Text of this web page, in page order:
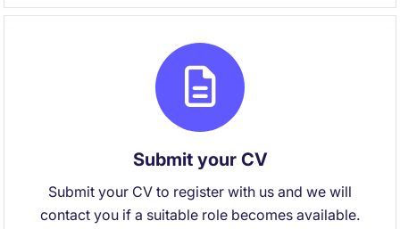
Submit your CV
Submit your CV to register with us and we will
contact you if a suitable role becomes available.